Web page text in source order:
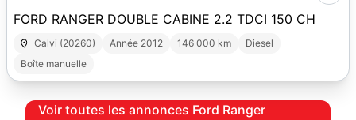
FORD RANGER DOUBLE CABINE 2.2 TDCI 150 CH
Calvi (20260) Année 2012 146 000 km
Diesel
Boîte manuelle
Voir toutes les annonces Ford Ranger